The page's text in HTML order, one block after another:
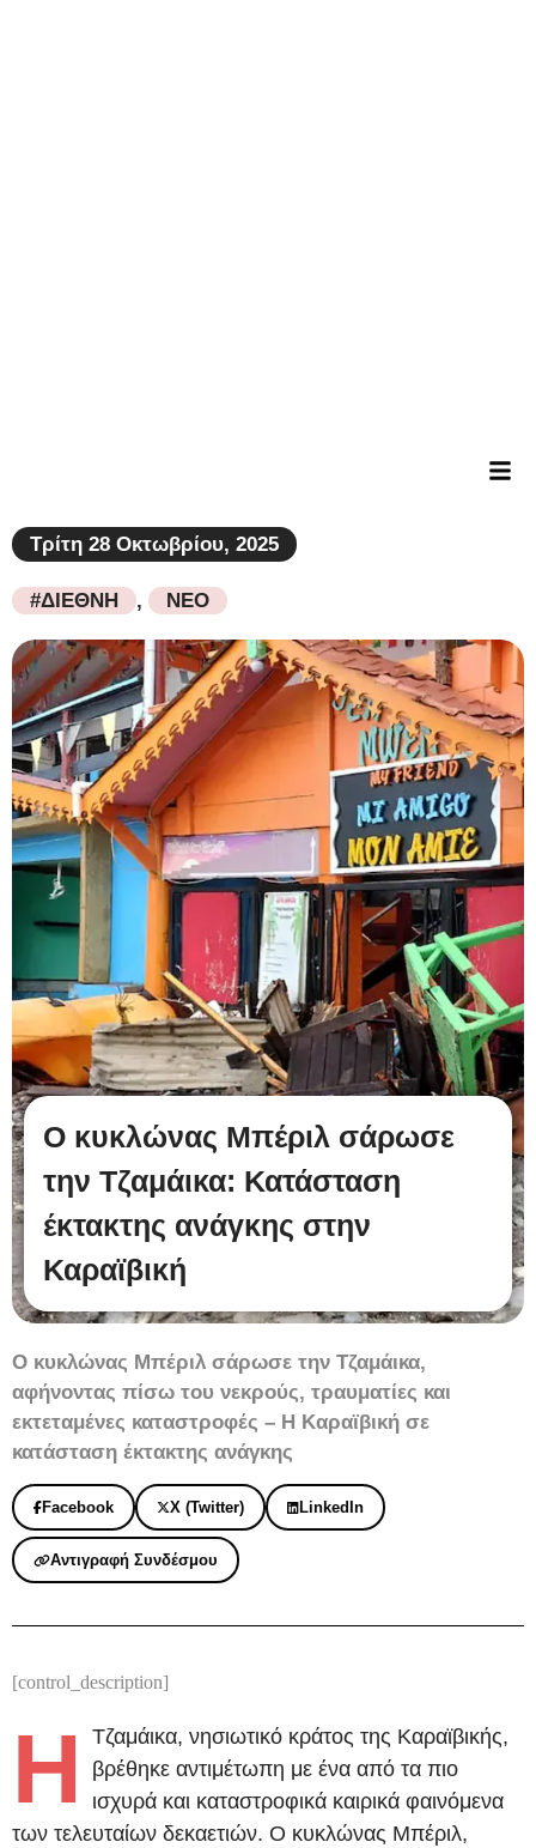
Τρίτη 28 Οκτωβρίου, 2025
#ΔΙΕΘΝΗ , ΝΕΟ
Ο κυκλώνας Μπέριλ σάρωσε
την Τζαμάικα: Κατάσταση
έκτακτης ανάγκης στην
Καραϊβική
Ο κυκλώνας Μπέριλ σάρωσε την Τζαμάικα,
αφήνοντας πίσω του νεκρούς, τραυματίες και
εκτεταμένες καταστροφές – Η Καραϊβική σε
κατάσταση έκτακτης ανάγκης
Facebook X (Twitter) LinkedIn
Αντιγραφή Συνδέσμου
[control_description]
Η
Τζαμάικα, νησιωτικό κράτος της Καραϊβικής,
βρέθηκε αντιμέτωπη με ένα από τα πιο
ισχυρά και καταστροφικά καιρικά φαινόμενα
των τελευταίων δεκαετιών. Ο κυκλώνας Μπέριλ,